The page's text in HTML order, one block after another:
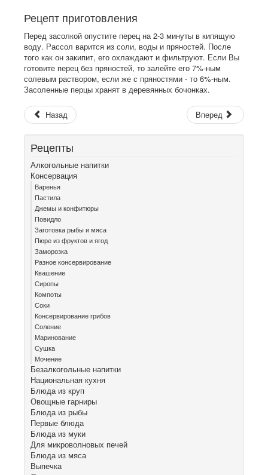
Рецепт приготовления
Перед засолкой опустите перец на 2-3 минуты в кипящую
воду. Рассол варится из соли, воды и пряностей. После
того как он закипит, его охлаждают и фильтруют. Если Вы
готовите перец без пряностей, то залейте его 7%-ным
солевым раствором, если же с пряностями - то 6%-ным.
Засоленные перцы хранят в деревянных бочонках.
Назад Вперед
Рецепты
Алкогольные напитки
Консервация
Варенья
Пастила
Джемы и конфитюры
Повидло
Заготовка рыбы и мяса
Пюре из фруктов и ягод
Заморозка
Разное консервирование
Квашение
Сиропы
Компоты
Соки
Консервирование грибов
Соление
Маринование
Сушка
Мочение
Безалкогольные напитки
Национальная кухня
Блюда из круп
Овощные гарниры
Блюда из рыбы
Первые блюда
Блюда из муки
Для микроволновых печей
Блюда из мяса
Выпечка